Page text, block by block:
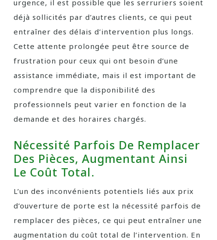
urgence, il est possible que les serruriers soient
déjà sollicités par d’autres clients, ce qui peut
entraîner des délais d’intervention plus longs.
Cette attente prolongée peut être source de
frustration pour ceux qui ont besoin d’une
assistance immédiate, mais il est important de
comprendre que la disponibilité des
professionnels peut varier en fonction de la
demande et des horaires chargés.
Nécessité Parfois De Remplacer
Des Pièces, Augmentant Ainsi
Le Coût Total.
L’un des inconvénients potentiels liés aux prix
d’ouverture de porte est la nécessité parfois de
remplacer des pièces, ce qui peut entraîner une
augmentation du coût total de l’intervention. En